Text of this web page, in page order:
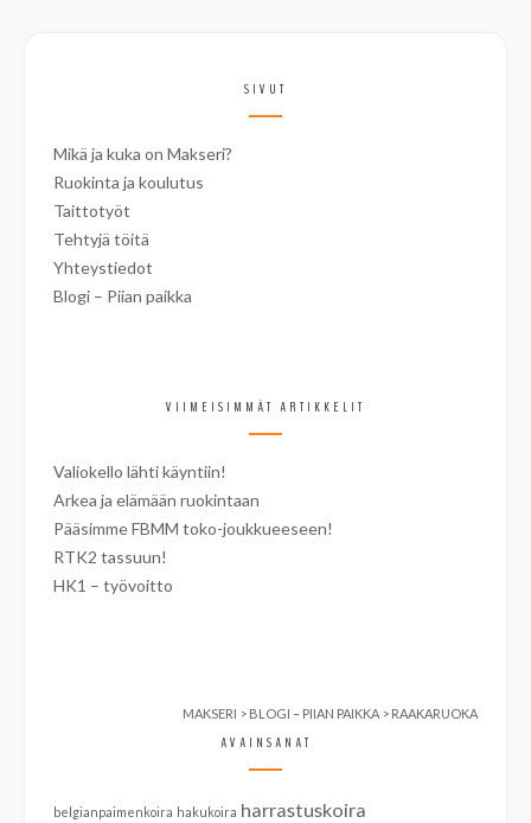
SIVUT
Mikä ja kuka on Makseri?
Ruokinta ja koulutus
Taittotyöt
Tehtyjä töitä
Yhteystiedot
Blogi – Piian paikka
VIIMEISIMMÄT ARTIKKELIT
Valiokello lähti käyntiin!
Arkea ja elämään ruokintaan
Pääsimme FBMM toko-joukkueeseen!
RTK2 tassuun!
HK1 – työvoitto
MAKSERI > BLOGI – PIIAN PAIKKA > RAAKARUOKA
AVAINSANAT
belgianpaimenkoira hakukoira harrastuskoira